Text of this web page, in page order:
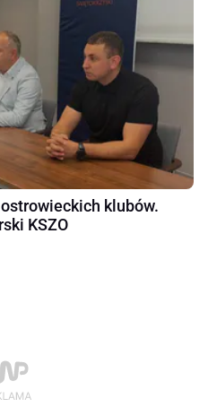
klubów.
KSZO